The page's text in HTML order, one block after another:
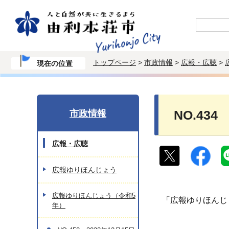
現在の位置 トップページ > 市政情報 > 広報・広聴 >
NO.434
「広報ゆりほん
市政情報
広報・広聴
広報ゆりほんじょう
広報ゆりほんじょう（令和5
年）